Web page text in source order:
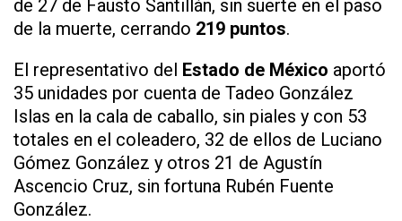
de 27 de Fausto Santillán, sin suerte en el paso
de la muerte, cerrando 219 puntos.
El representativo del Estado de México aportó
35 unidades por cuenta de Tadeo González
Islas en la cala de caballo, sin piales y con 53
totales en el coleadero, 32 de ellos de Luciano
Gómez González y otros 21 de Agustín
Ascencio Cruz, sin fortuna Rubén Fuente
González.